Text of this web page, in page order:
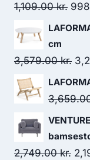
1,109.00kr.
cm
3,579.00kr.
2,749.00kr.